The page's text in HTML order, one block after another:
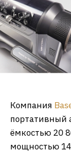
Компания
портативный
ёмкостью 20
мощностью